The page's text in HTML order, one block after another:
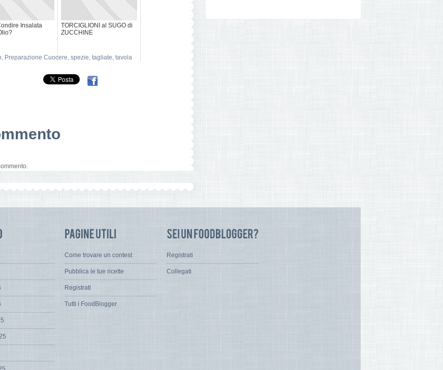
Insalata
TORCIGLIONI al SUGO di
ZUCCHINE
, Preparazione Cuocere, spezie, tagliate, tavola
Come trovare un contest
Pubblica le tue ricette
Registrati
Tutti i FoodBlogger
Registrati
Collegati